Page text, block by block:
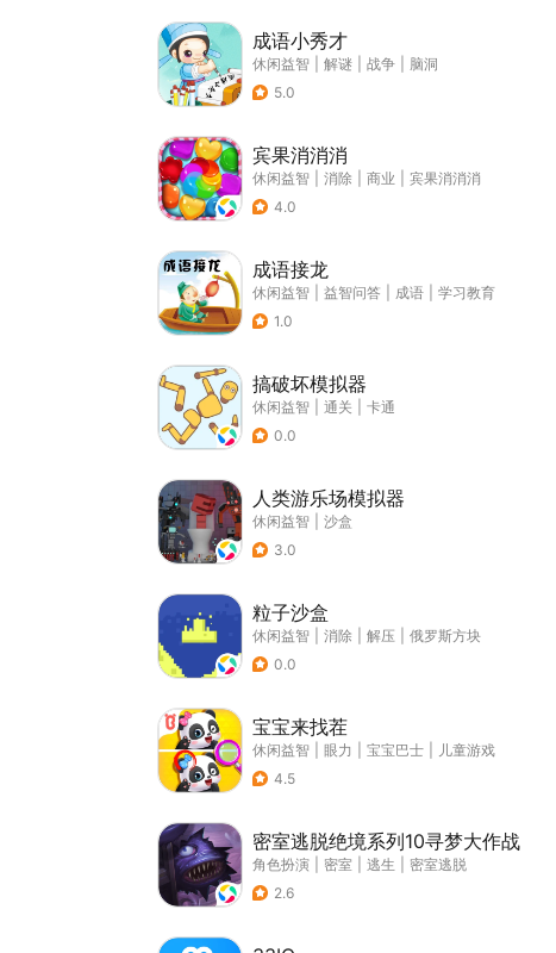
成语小秀才
休闲益智 解谜 战争
脑洞
5.0
宾果消消消
休闲益智 消除 商业
宾果消消消
4.0
成语接龙
休闲益智 益智问答 成语
学习教育
1.0
搞破坏模拟器
休闲益智 通关
卡通
0.0
人类游乐场模拟器
休闲益智
沙盒
3.0
粒子沙盒
休闲益智 消除 解压
俄罗斯方块
0.0
宝宝来找茬
休闲益智 眼力 宝宝巴士
儿童游戏
4.5
密室逃脱绝境系列10寻梦大作战
角色扮演 密室 逃生
密室逃脱
2.6